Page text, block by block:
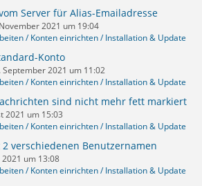
Server für Alias-Emailadresse
2021 um 19:04
/ Konten einrichten / Installation & Update
Konto
September 2021 um 11:02
/ Konten einrichten / Installation & Update
sind nicht mehr fett markiert
2021 um 15:03
/ Konten einrichten / Installation & Update
verschiedenen Benutzernamen
um 13:08
/ Konten einrichten / Installation & Update